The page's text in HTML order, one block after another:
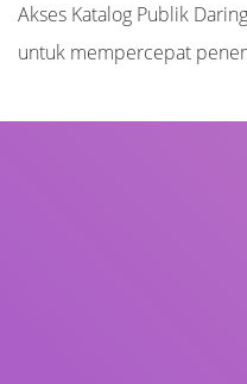
Akses Katalog Publik
untuk mempercepat